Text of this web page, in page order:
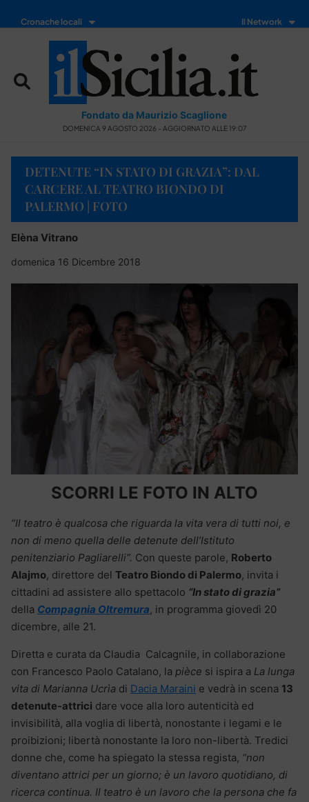
Cronache locali Il Network
Fondato da Maurizio Scaglione
DOMENICA 9 AGOSTO 2026 - AGGIORNATO ALLE 19:07
DETENUTE “IN STATO DI GRAZIA”: DAL
CARCERE AL TEATRO BIONDO DI
PALERMO | FOTO
Elèna Vitrano
domenica 16 Dicembre 2018
SCORRI LE FOTO IN ALTO
“Il teatro è qualcosa che riguarda la vita vera di tutti noi, e
non di meno quella delle detenute dell’Istituto
penitenziario Pagliarelli”. Con queste parole, Roberto
Alajmo, direttore del Teatro Biondo di Palermo, invita i
cittadini ad assistere allo spettacolo “In stato di grazia”
della Compagnia Oltremura, in programma giovedì 20
dicembre, alle 21.
Diretta e curata da Claudia Calcagnile, in collaborazione
con Francesco Paolo Catalano, la pièce si ispira a La lunga
vita di Marianna Ucrìa di Dacia Maraini e vedrà in scena 13
detenute-attrici dare voce alla loro autenticità ed
invisibilità, alla voglia di libertà, nonostante i legami e le
proibizioni; libertà nonostante la loro non-libertà. Tredici
donne che, come ha spiegato la stessa regista, “non
diventano attrici per un giorno; è un lavoro quotidiano, di
ricerca continua. Il teatro è un lavoro che la persona che fa